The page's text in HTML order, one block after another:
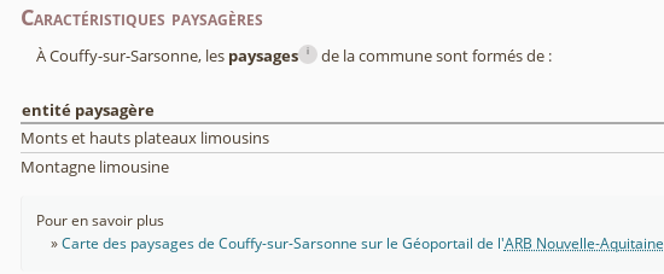
Caractéristiques paysagères
À Couffy-sur-Sarsonne, les paysages i de la commune sont formés de :
entité paysagère
Monts et hauts plateaux limousins
Montagne limousine
Pour en savoir plus
Carte des paysages de Couffy-sur-Sarsonne sur le Géoportail de l'ARB Nouvelle-Aquitaine